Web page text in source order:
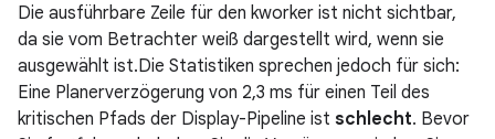
Die ausführbare Zeile für den kworker ist nicht sichtbar,
da sie vom Betrachter weiß dargestellt wird, wenn sie
ausgewählt ist.Die Statistiken sprechen jedoch für sich:
Eine Planerverzögerung von 2,3 ms für einen Teil des
kritischen Pfads der Display-Pipeline ist schlecht. Bevor